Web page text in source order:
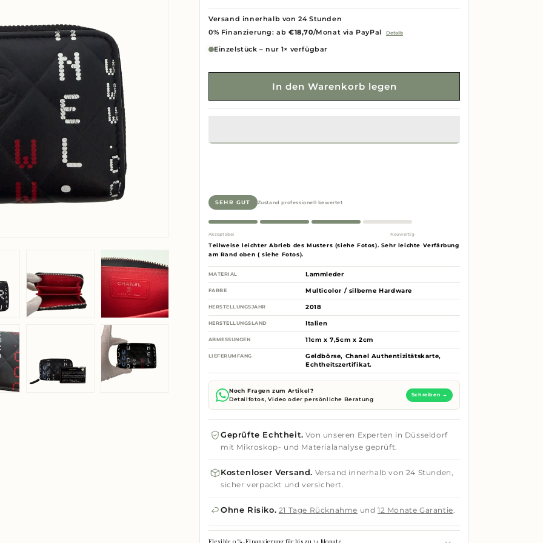
Versand innerhalb von 24 Stunden
0% Finanzierung: ab €18,70/Monat via PayPal Details
Einzelstück – nur 1× verfügbar
In den Warenkorb legen
SEHR GUT Zustand professionell bewertet
Akzeptabel Neuwertig
Teilweise leichter Abrieb des Musters (siehe Fotos). Sehr leichte Verfärbung
am Rand oben ( siehe Fotos).
MATERIAL Lammleder
FARBE Multicolor / silberne Hardware
HERSTELLUNGSJAHR 2018
HERSTELLUNGSLAND Italien
ABMESSUNGEN 11cm x 7,5cm x 2cm
LIEFERUMFANG
Geldbörse, Chanel Authentizitätskarte,
Echtheitszertifikat.
Noch Fragen zum Artikel?
Detailfotos, Video oder persönliche Beratung
Schreiben →
Geprüfte Echtheit. Von unseren Experten in Düsseldorf
mit Mikroskop- und Materialanalyse geprüft.
Kostenloser Versand. Versand innerhalb von 24 Stunden,
sicher verpackt und versichert.
Ohne Risiko. 21 Tage Rücknahme und12 Monate Garantie
Flexible 0 %-Finanzierung für bis zu 24 Monate